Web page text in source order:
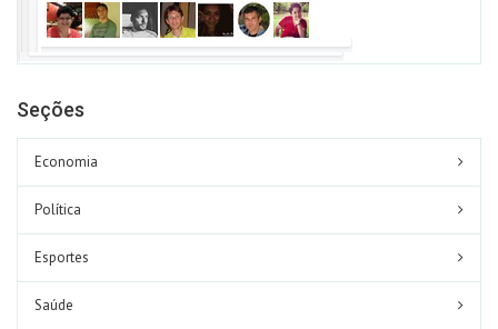
Seções
Economia
Política
Esportes
Saúde